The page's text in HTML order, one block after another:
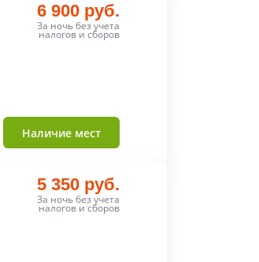
6 900 руб.
За ночь без учета
налогов и сборов
Наличие мест
5 350 руб.
За ночь без учета
налогов и сборов